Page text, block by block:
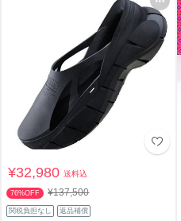
¥32,980送料込
76%OFF ¥137,500
関税負担なし 返品補償